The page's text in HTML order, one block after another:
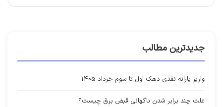
جدیدترین مطالب
واریز یارانه نقدی دهک اول تا سوم خرداد 1405
علت چند برابر شدن ناگهانی قبض برق چیست؟